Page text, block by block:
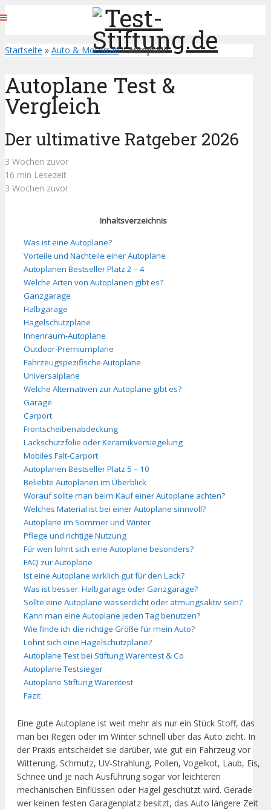
Startseite » Auto & Motorrad»Autoplane
Autoplane Test &
Vergleich
Der ultimative Ratgeber 2026
3 Wochen zuvor
16 min Lesezeit
3 Wochen zuvor
Inhaltsverzeichnis
Was ist eine Autoplane?
Vorteile und Nachteile einer Autoplane
Autoplanen Bestseller Platz 2 – 4
Welche Arten von Autoplanen gibt es?
Ganzgarage
Halbgarage
Hagelschutzplane
Innenraum-Autoplane
Outdoor-Premiumplane
Fahrzeugspezifische Autoplane
Universalplane
Welche Alternativen zur Autoplane gibt es?
Garage
Carport
Frontscheibenabdeckung
Lackschutzfolie oder Keramikversiegelung
Mobiles Falt-Carport
Autoplanen Bestseller Platz 5 – 10
Beliebte Autoplanen im Überblick
Worauf sollte man beim Kauf einer Autoplane achten?
Welches Material ist bei einer Autoplane sinnvoll?
Autoplane im Sommer und Winter
Pflege und richtige Nutzung
Für wen lohnt sich eine Autoplane besonders?
FAQ zur Autoplane
Ist eine Autoplane wirklich gut für den Lack?
Was ist besser: Halbgarage oder Ganzgarage?
Sollte eine Autoplane wasserdicht oder atmungsaktiv sein?
Kann man eine Autoplane jeden Tag benutzen?
Wie finde ich die richtige Größe für mein Auto?
Lohnt sich eine Hagelschutzplane?
Autoplane Test bei Stiftung Warentest & Co
Autoplane Testsieger
Autoplane Stiftung Warentest
Fazit
Eine gute Autoplane ist weit mehr als nur ein Stück Stoff, das
man bei Regen oder im Winter schnell über das Auto zieht. In
der Praxis entscheidet sie darüber, wie gut ein Fahrzeug vor
Witterung, Schmutz, UV-Strahlung, Pollen, Vogelkot, Laub, Eis,
Schnee und je nach Ausführung sogar vor leichteren
mechanischen Einflüssen oder Hagel geschützt wird. Gerade
wer keinen festen Garagenplatz besitzt, das Auto längere Zeit